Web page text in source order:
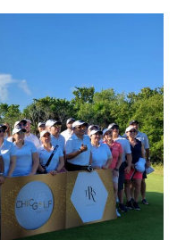
que están
de
una cultura de